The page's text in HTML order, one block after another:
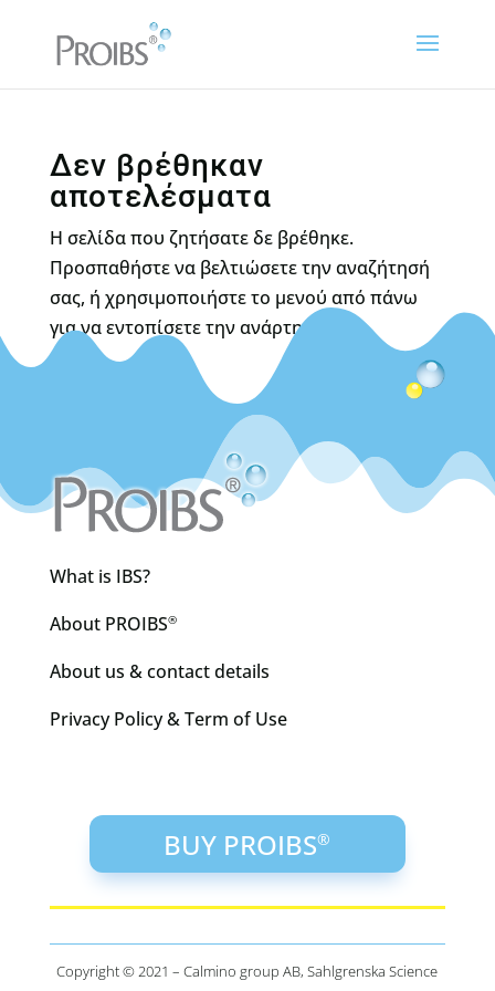
Δεν βρέθηκαν
αποτελέσματα
Η σελίδα που ζητήσατε δε βρέθηκε.
Προσπαθήστε να βελτιώσετε την αναζήτησή
σας, ή χρησιμοποιήστε το μενού από πάνω
για να εντοπίσετε την ανάρτηση.
What is IBS?
About PROIBS®
About us & contact details
Privacy Policy & Term of Use
BUY PROIBS®
Copyright © 2021 – Calmino group AB, Sahlgrenska Science